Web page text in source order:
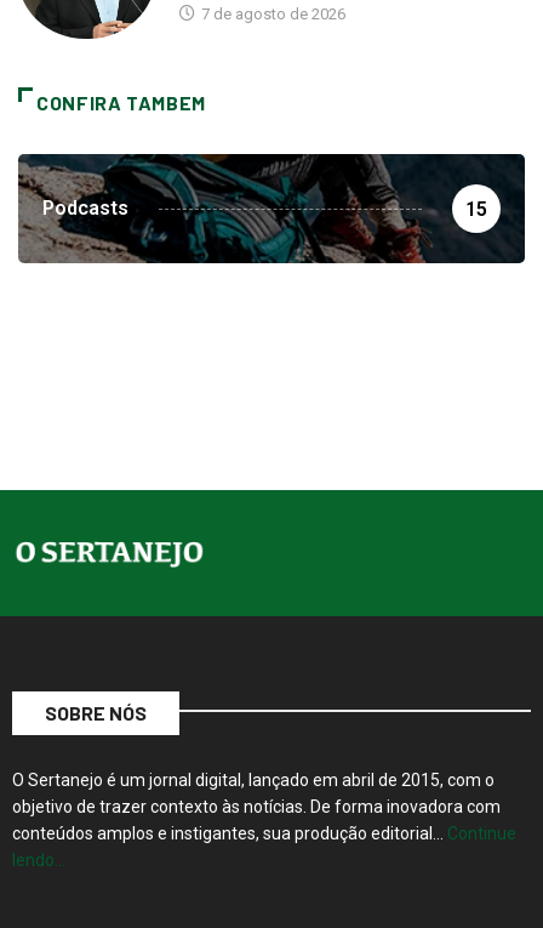
7 de agosto de 2026
CONFIRA TAMBEM
Podcasts 15
SOBRE NÓS
O Sertanejo é um jornal digital, lançado em abril de 2015, com o
objetivo de trazer contexto às notícias. De forma inovadora com
conteúdos amplos e instigantes, sua produção editorial… Continue
lendo…